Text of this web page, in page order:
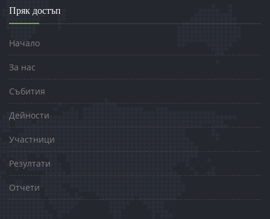
Пряк достъп
Начало
За нас
Събития
Дейности
Участници
Резултати
Отчети